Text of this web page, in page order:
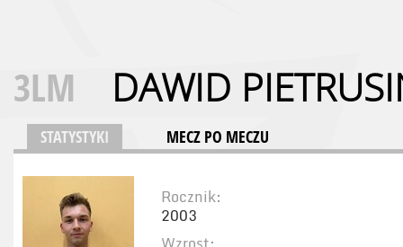
3LM DAWID
STATYSTYKI MECZ PO MECZU
Rocznik:
2003